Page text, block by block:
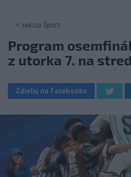
< sekcia Šport
Program
z utorka 7. na
Zdieľaj na Facebooku